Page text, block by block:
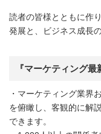
読者の皆様とともに作
発展と、ビジネス成長
『マーケティング
・マーケティング業界
を俯瞰し、客観的に解
できます。